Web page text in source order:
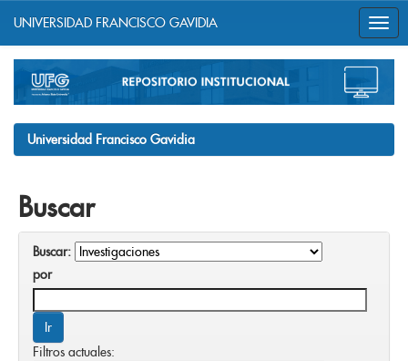
navigation
UNIVERSIDAD FRANCISCO GAVIDIA
Universidad Francisco Gavidia
Buscar
Buscar:
por
Filtros actuales: